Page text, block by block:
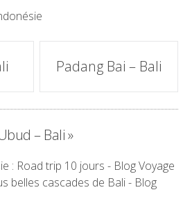
Padang Bai – Bali
– Bali»
: Road trip 10 jours - Blog Voyage
belles cascades de Bali - Blog